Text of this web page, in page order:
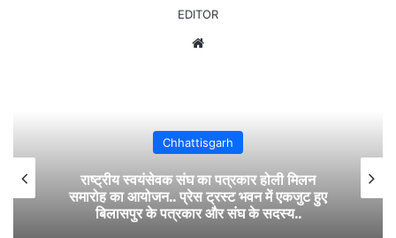
EDITOR
Chhattisgarh
राष्ट्रीय स्वयंसेवक संघ का पत्रकार होली मिलन
समारोह का आयोजन.. प्रेस ट्रस्ट भवन में एकजुट हुए
बिलासपुर के पत्रकार और संघ के सदस्य..